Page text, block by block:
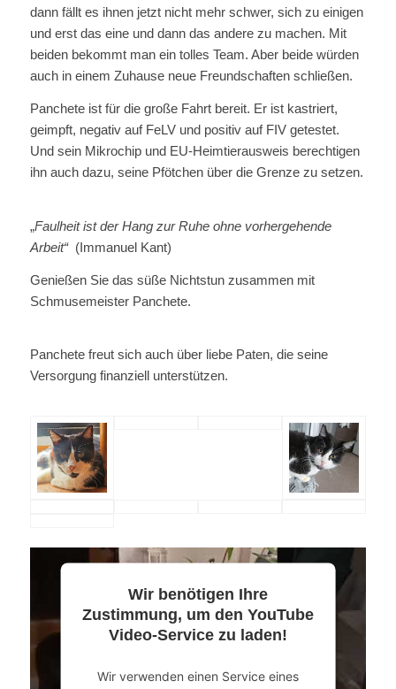
dann fällt es ihnen jetzt nicht mehr schwer, sich zu einigen
und erst das eine und dann das andere zu machen. Mit
beiden bekommt man ein tolles Team. Aber beide würden
auch in einem Zuhause neue Freundschaften schließen.
Panchete ist für die große Fahrt bereit. Er ist kastriert,
geimpft, negativ auf FeLV und positiv auf FIV getestet.
Und sein Mikrochip und EU-Heimtierausweis berechtigen
ihn auch dazu, seine Pfötchen über die Grenze zu setzen.
„Faulheit ist der Hang zur Ruhe ohne vorhergehende
Arbeit“ (Immanuel Kant)
Genießen Sie das süße Nichtstun zusammen mit
Schmusemeister Panchete.
Panchete freut sich auch über liebe Paten, die seine
Versorgung finanziell unterstützen.
Wir benötigen Ihre
Zustimmung, um den YouTube
Video-Service zu laden!
Wir verwenden einen Service eines